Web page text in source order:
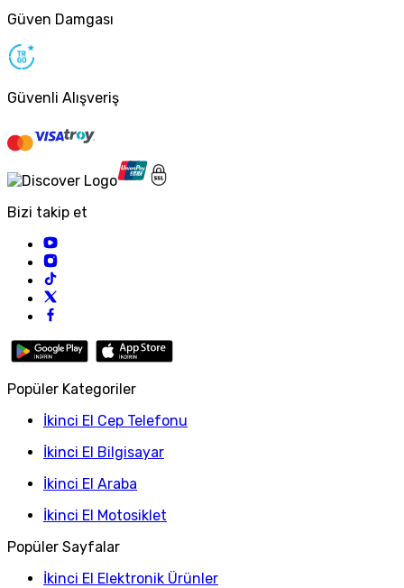
Güven Damgası
Güvenli Alışveriş
Bizi takip et
Popüler Kategoriler
İkinci El Cep Telefonu
İkinci El Bilgisayar
İkinci El Araba
İkinci El Motosiklet
Popüler Sayfalar
İkinci El Elektronik Ürünler